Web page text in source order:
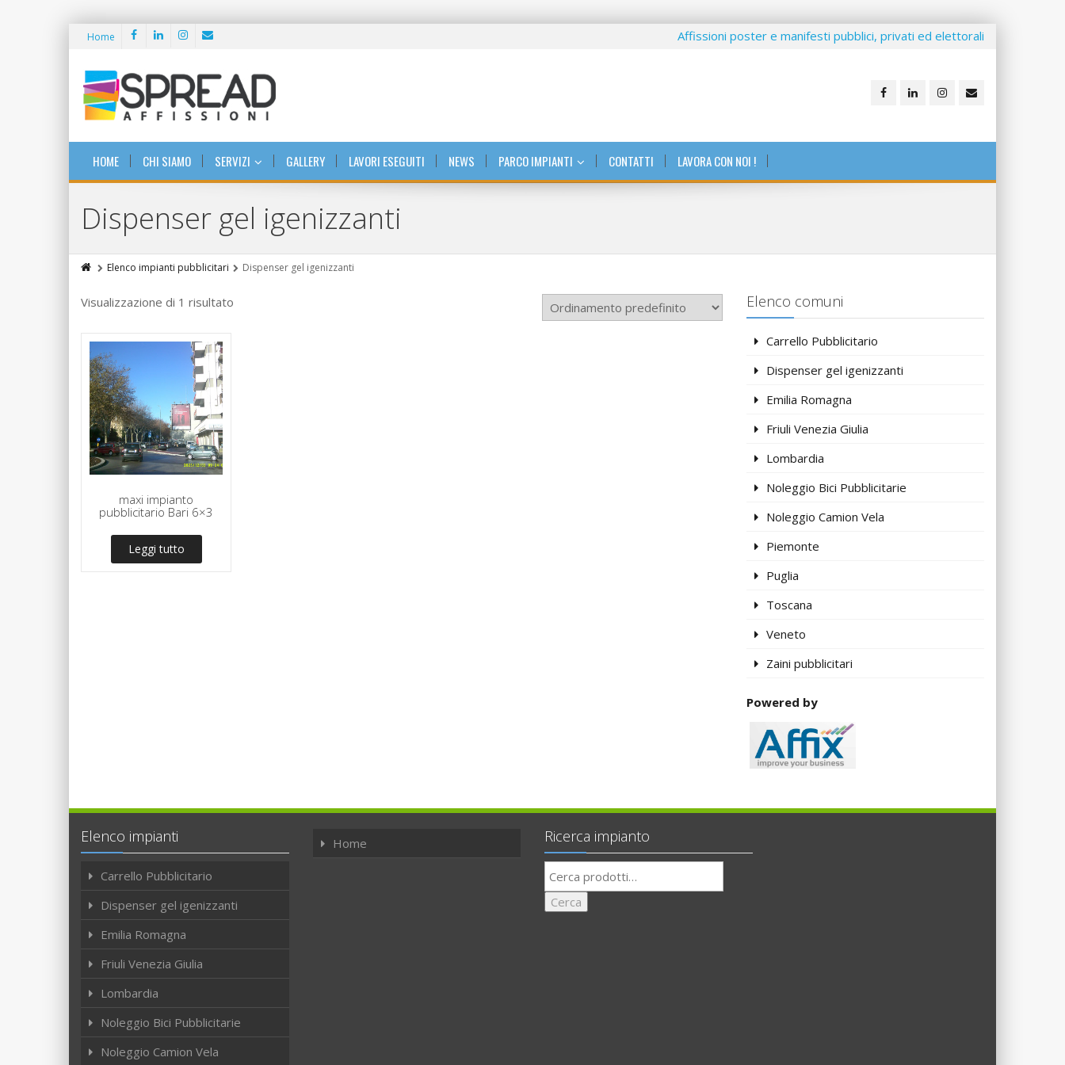
Home Affissioni poster e manifesti pubblici, privati ed elettorali
HOME CHI SIAMO SERVIZI GALLERY LAVORI ESEGUITI NEWS PARCO IMPIANTI CONTATTI LAVORA CON NOI !
Dispenser gel igenizzanti
Elenco impianti pubblicitari Dispenser gel igenizzanti
Visualizzazione di 1 risultato
maxi impianto
pubblicitario Bari 6×3
Leggi tutto
Elenco comuni
Carrello Pubblicitario
Dispenser gel igenizzanti
Emilia Romagna
Friuli Venezia Giulia
Lombardia
Noleggio Bici Pubblicitarie
Noleggio Camion Vela
Piemonte
Puglia
Toscana
Veneto
Zaini pubblicitari
Powered by
Elenco impianti
Carrello Pubblicitario
Dispenser gel igenizzanti
Emilia Romagna
Friuli Venezia Giulia
Lombardia
Noleggio Bici Pubblicitarie
Noleggio Camion Vela
Home Ricerca impianto
Cerca